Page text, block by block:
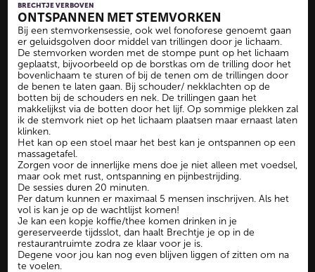
BRECHTJE VERBOVEN
ONTSPANNEN MET STEMVORKEN
Bij een stemvorkensessie, ook wel fonoforese genoemt gaan
er geluidsgolven door middel van trillingen door je lichaam.
De stemvorken worden met de stompe punt op het lichaam
geplaatst, bijvoorbeeld op de borstkas om de trilling door het
bovenlichaam te sturen of bij de tenen om de trillingen door
de benen te laten gaan. Bij schouder/ nekklachten op de
botten bij de schouders en nek. De trillingen gaan het
makkelijkst via de botten door het lijf. Op sommige plekken zal
ik de stemvork niet op het lichaam plaatsen maar ernaast laten
klinken.
Het kan op een stoel maar het best kan je ontspannen op een
massagetafel.
Zorgen voor de innerlijke mens doe je niet alleen met voedsel,
maar ook met rust, ontspanning en pijnbestrijding.
De sessies duren 20 minuten.
Per datum kunnen er maximaal 5 mensen inschrijven. Als het
vol is kan je op de wachtlijst komen!
Je kan een kopje koffie/thee komen drinken in je
gereserveerde tijdsslot, dan haalt Brechtje je op in de
restaurantruimte zodra ze klaar voor je is.
Degene voor jou kan nog even blijven liggen of zitten om na
te voelen.